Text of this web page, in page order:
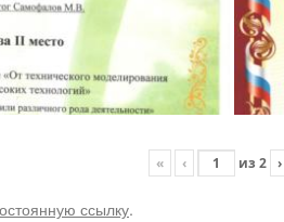
« ‹ из 2 ›
ссылку.